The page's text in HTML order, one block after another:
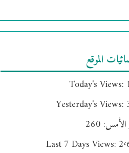
الموقع
Today's Views:
Yesterday's Views:
الأمس: 260
Last 7 Days Views: